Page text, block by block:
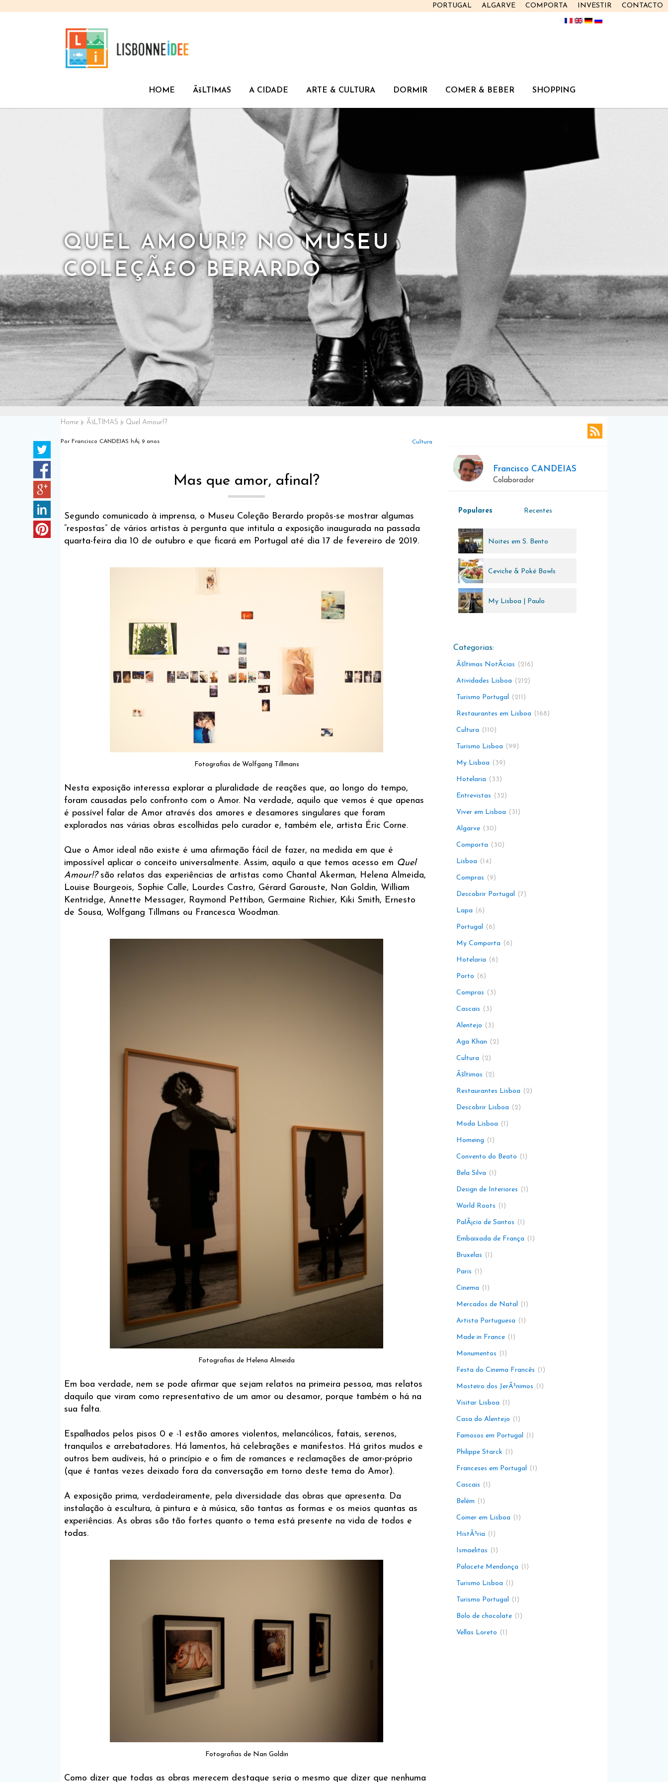
CONTACTO
INVESTIR
COMPORTA
ALGARVE
PORTUGAL
HOME ÃšLTIMAS A CIDADE ARTE & CULTURA DORMIR COMER & BEBER SHOPPING
QUEL AMOUR!? NO MUSEU
COLEÇÃ£O BERARDO
Home ÃšLTIMAS Quel Amour!?
Por Francisco CANDEIAS hÁ¡ 9 anos Cultura
Mas que amor, afinal?
Segundo comunicado à imprensa, o Museu Coleção Berardo propôs-se mostrar algumas
“respostas” de vários artistas à pergunta que intitula a exposição inaugurada na passada
quarta-feira dia 10 de outubro e que ficará em Portugal até dia 17 de fevereiro de 2019.
Fotografias de Wolfgang Tillmans
Nesta exposição interessa explorar a pluralidade de reações que, ao longo do tempo,
foram causadas pelo confronto com o Amor. Na verdade, aquilo que vemos é que apenas
é possível falar de Amor através dos amores e desamores singulares que foram
explorados nas várias obras escolhidas pelo curador e, também ele, artista Éric Corne.
Que o Amor ideal não existe é uma afirmação fácil de fazer, na medida em que é
impossível aplicar o conceito universalmente. Assim, aquilo a que temos acesso em Quel
Amour!?são relatos das experiências de artistas como Chantal Akerman, Helena Almeida,
Louise Bourgeois, Sophie Calle, Lourdes Castro, Gérard Garouste, Nan Goldin, William
Kentridge, Annette Messager, Raymond Pettibon, Germaine Richier, Kiki Smith, Ernesto
de Sousa, Wolfgang Tillmans ou Francesca Woodman.
Fotografias de Helena Almeida
Em boa verdade, nem se pode afirmar que sejam relatos na primeira pessoa, mas relatos
daquilo que viram como representativo de um amor ou desamor, porque também o há na
sua falta.
Espalhados pelos pisos 0 e -1 estão amores violentos, melancólicos, fatais, serenos,
tranquilos e arrebatadores. Há lamentos, há celebrações e manifestos. Há gritos mudos e
outros bem audíveis, há o princípio e o fim de romances e reclamações de amor-próprio
(que é tantas vezes deixado fora da conversação em torno deste tema do Amor).
A exposição prima, verdadeiramente, pela diversidade das obras que apresenta. Da
instalação à escultura, à pintura e à música, são tantas as formas e os meios quantas as
experiências. As obras são tão fortes quanto o tema está presente na vida de todos e
todas.
Fotografias de Nan Goldin
Como dizer que todas as obras merecem destaque seria o mesmo que dizer que nenhuma
Francisco CANDEIAS
Colaborador
Populares Recentes
Noites em S. Bento
Ceviche & Poké Bowls
My Lisboa | Paulo
Ãšltimas NotÃ­cias 216
Atividades Lisboa 212
Turismo Portugal 211
Restaurantes em Lisboa 168
Cultura 110
Turismo Lisboa 99
My Lisboa 39
Hotelaria 33
Entrevistas 32
Viver em Lisboa 31
Algarve 30
Comporta 30
Lisboa 14
Compras 9
Descobrir Portugal 7
Lapa 6
Portugal 6
My Comporta 6
Hotelaria 6
Porto 6
Compras 3
Cascais 3
Alentejo 3
Aga Khan 2
Cultura 2
Ãšltimas 2
Restaurantes Lisboa 2
Descobrir Lisboa 2
Moda Lisboa 1
Homeing 1
Convento do Beato 1
Bela Silva 1
Design de Interiores 1
World Roots 1
PalÃ¡cio de Santos 1
Embaixada de França 1
Bruxelas 1
Paris 1
Cinema 1
Mercados de Natal 1
Artista Portuguesa 1
Made in France 1
Monumentos 1
Festa do Cinema Francês 1
Mosteiro dos JerÃ³nimos 1
Visitar Lisboa 1
Casa do Alentejo 1
Famosos em Portugal 1
Philippe Starck 1
Franceses em Portugal 1
Cascais 1
Belém 1
Comer em Lisboa 1
HistÃ³ria 1
Ismaelitas 1
Palacete Mendonça 1
Turismo Lisboa 1
Turismo Portugal 1
Bolo de chocolate 1
Vellas Loreto 1